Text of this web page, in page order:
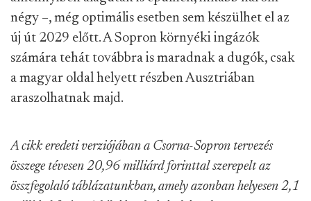
négy –, még optimális esetben sem készülhet el az
új út 2029 előtt. A Sopron környéki ingázók
számára tehát továbbra is maradnak a dugók, csak
a magyar oldal helyett részben Ausztriában
araszolhatnak majd.
A cikk eredeti verziójában a Csorna-Sopron tervezés
összege tévesen 20,96 milliárd forinttal szerepelt az
összfegolaló táblázatunkban, amely azonban helyesen 2,1